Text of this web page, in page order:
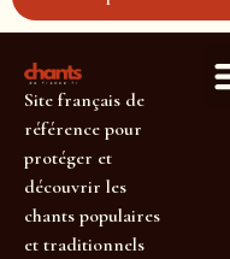
Site français de
référence pour
protéger et
découvrir les
chants populaires
et traditionnels